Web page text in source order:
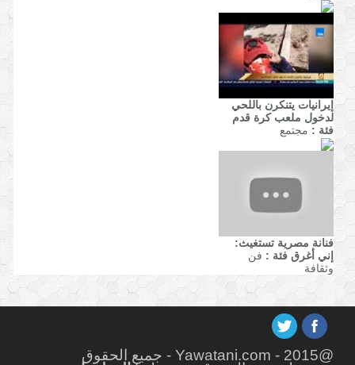
إيرانيات يتنكرن باللحي
لدخول ملعب كرة قدم
فئة : مجتمع
فنانة مصرية تستغيث:
إني أغرق فئة : فن
وثقافة
@Yawatani.com - 2015 - جميع الحقوق